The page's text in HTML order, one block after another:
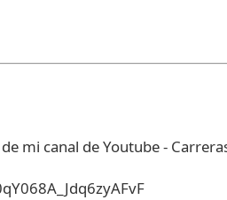
mi canal de Youtube -